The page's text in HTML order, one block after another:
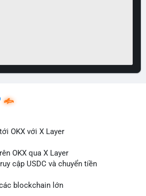
OKX với X Layer
OKX qua X Layer
cập USDC và chuyển tiền
blockchain lớn